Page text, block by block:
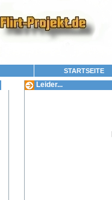
STARTSEITE
Leider...